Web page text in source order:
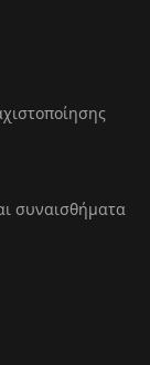
συναισθήματα